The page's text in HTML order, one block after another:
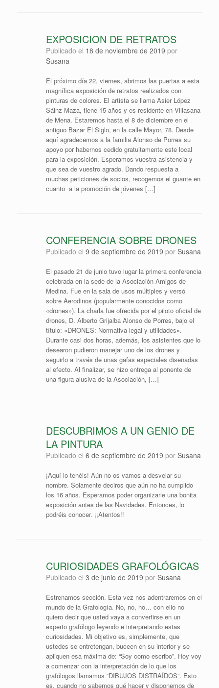
EXPOSICION DE RETRATOS
Publicado el 18 de noviembre de 2019 por
Susana
El próximo día 22, viernes, abrimos las puertas a esta
magnífica exposición de retratos realizados con
pinturas de colores. El artista se llama Asier López
Sáinz Maza, tiene 15 años y es residente en Villasana
de Mena. Estaremos hasta el 8 de diciembre en el
antiguo Bazar El Siglo, en la calle Mayor, 78. Desde
aquí agradecemos a la familia Alonso de Porres su
apoyo por habernos cedido gratuitamente este local
para la exposición. Esperamos vuestra asistencia y
que sea de vuestro agrado. Dando respuesta a
muchas peticiones de socios, recogemos el guante en
cuanto a la promoción de jóvenes […]
CONFERENCIA SOBRE DRONES
Publicado el 9 de septiembre de 2019 por Susana
El pasado 21 de junio tuvo lugar la primera conferencia
celebrada en la sede de la Asociación Amigos de
Medina. Fue en la sala de usos múltiples y versó
sobre Aerodinos (popularmente conocidos como
«drones»). La charla fue ofrecida por el piloto oficial de
drones, D. Alberto Grijalba Alonso de Porres, bajo el
título: «DRONES: Normativa legal y utilidades».
Durante casi dos horas, además, los asistentes que lo
desearon pudieron manejar uno de los drones y
seguirlo a través de unas gafas especiales diseñadas
al efecto. Al finalizar, se hizo entrega al ponente de
una figura alusiva de la Asociación, […]
DESCUBRIMOS A UN GENIO DE
LA PINTURA
Publicado el 6 de septiembre de 2019 por Susana
¡Aquí lo tenéis! Aún no os vamos a desvelar su
nombre. Solamente deciros que aún no ha cumplido
los 16 años. Esperamos poder organizarle una bonita
exposición antes de las Navidades. Entonces, lo
podréis conocer. ¡¡Atentos!!
CURIOSIDADES GRAFOLÓGICAS
Publicado el 3 de junio de 2019 por Susana
Estrenamos sección. Esta vez nos adentraremos en el
mundo de la Grafología. No, no, no… con ello no
quiero decir que usted vaya a convertirse en un
experto grafólogo leyendo e interpretando estas
curiosidades. Mi objetivo es, simplemente, que
ustedes se entretengan, buceen en su interior y se
apliquen esa máxima de: “Soy como escribo”. Hoy voy
a comenzar con la interpretación de lo que los
grafólogos llamamos “DIBUJOS DISTRAÍDOS”. Esto
es, cuando no sabemos qué hacer y disponemos de